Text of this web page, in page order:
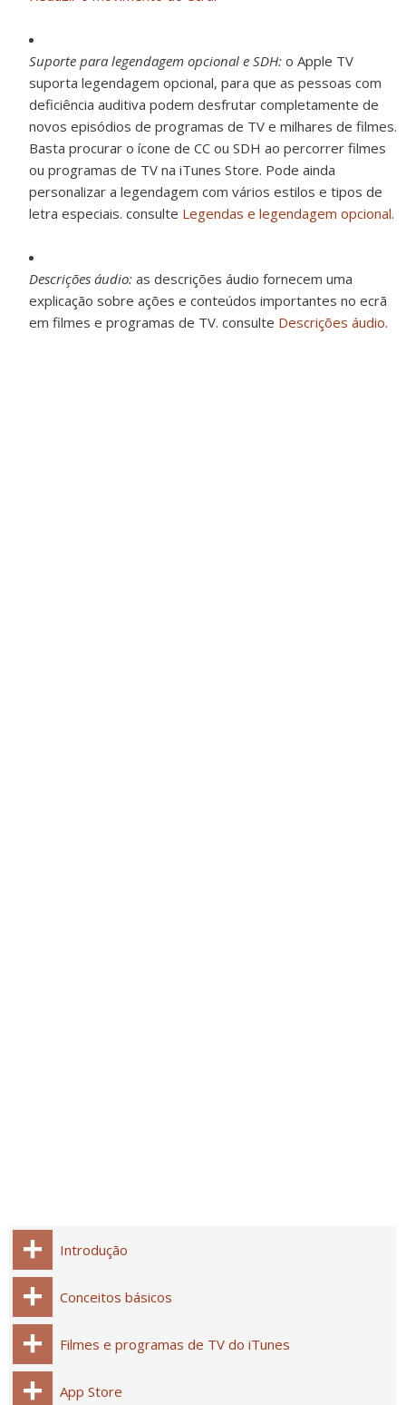
Suporte para legendagem opcional e SDH: o Apple TV
suporta legendagem opcional, para que as pessoas com
deficiência auditiva podem desfrutar completamente de
novos episódios de programas de TV e milhares de filmes.
Basta procurar o ícone de CC ou SDH ao percorrer filmes
ou programas de TV na iTunes Store. Pode ainda
personalizar a legendagem com vários estilos e tipos de
letra especiais. consulte Legendas e legendagem opcional.
Descrições áudio: as descrições áudio fornecem uma
explicação sobre ações e conteúdos importantes no ecrã
em filmes e programas de TV. consulte Descrições áudio.
Introdução
Conceitos básicos
Filmes e programas de TV do iTunes
App Store